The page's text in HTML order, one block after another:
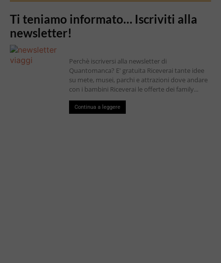
Ti teniamo informato… Iscriviti alla
newsletter!
Perchè iscriversi alla newsletter di
Quantomanca? E' gratuita Riceverai tante idee
su mete, musei, parchi e attrazioni dove andare
con i bambini Riceverai le offerte dei family...
Continua a leggere